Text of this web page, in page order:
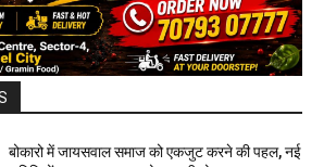
बोकारो में जायसवाल समाज को एकजुट करने की पहल, नई